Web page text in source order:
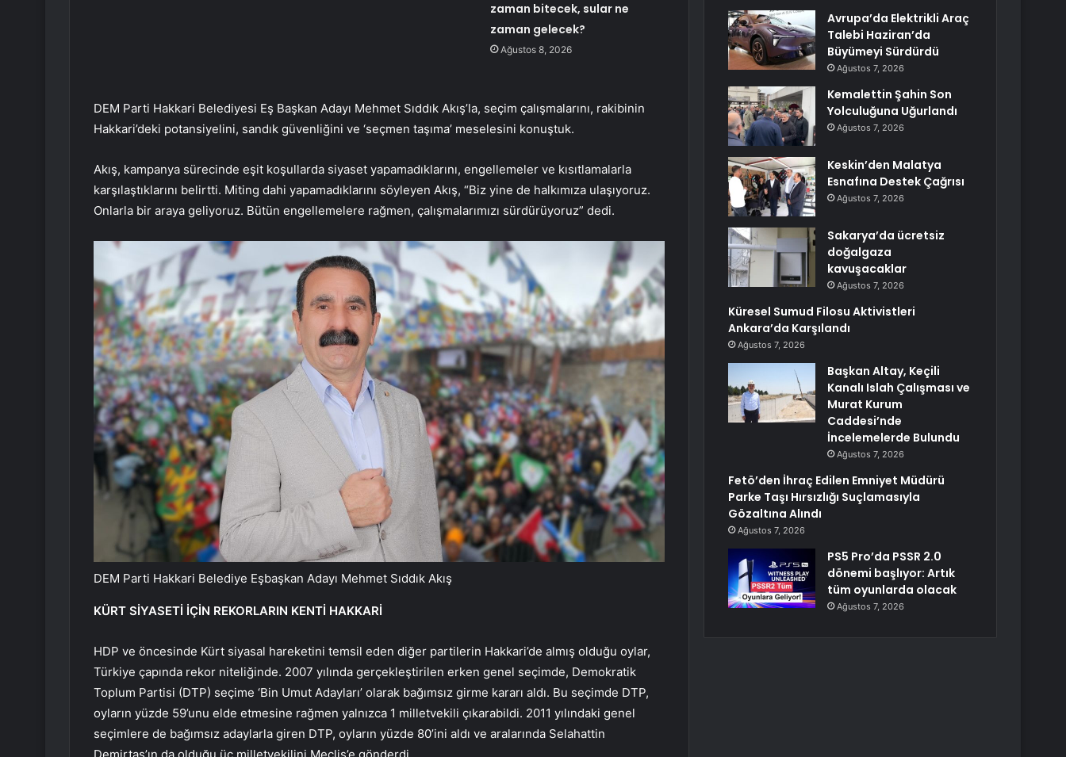
zaman bitecek, sular ne
zaman gelecek?
Ağustos 8, 2026
DEM Parti Hakkari Belediyesi Eş Başkan Adayı Mehmet Sıddık Akış’la, seçim çalışmalarını, rakibinin
Hakkari’deki potansiyelini, sandık güvenliğini ve ‘seçmen taşıma’ meselesini konuştuk.
Akış, kampanya sürecinde eşit koşullarda siyaset yapamadıklarını, engellemeler ve kısıtlamalarla
karşılaştıklarını belirtti. Miting dahi yapamadıklarını söyleyen Akış, “Biz yine de halkımıza ulaşıyoruz.
Onlarla bir araya geliyoruz. Bütün engellemelere rağmen, çalışmalarımızı sürdürüyoruz” dedi.
DEM Parti Hakkari Belediye Eşbaşkan Adayı Mehmet Sıddık Akış
KÜRT SİYASETİ İÇİN REKORLARIN KENTİ HAKKARİ
HDP ve öncesinde Kürt siyasal hareketini temsil eden diğer partilerin Hakkari’de almış olduğu oylar,
Türkiye çapında rekor niteliğinde. 2007 yılında gerçekleştirilen erken genel seçimde, Demokratik
Toplum Partisi (DTP) seçime ‘Bin Umut Adayları’ olarak bağımsız girme kararı aldı. Bu seçimde DTP,
oyların yüzde 59’unu elde etmesine rağmen yalnızca 1 milletvekili çıkarabildi. 2011 yılındaki genel
seçimlere de bağımsız adaylarla giren DTP, oyların yüzde 80’ini aldı ve aralarında Selahattin
Avrupa’da Elektrikli Araç
Talebi Haziran’da
Büyümeyi Sürdürdü
Ağustos 7, 2026
Kemalettin Şahin Son
Yolculuğuna Uğurlandı
Ağustos 7, 2026
Keskin’den Malatya
Esnafına Destek Çağrısı
Ağustos 7, 2026
Sakarya’da ücretsiz
doğalgaza
kavuşacaklar
Ağustos 7, 2026
Küresel Sumud Filosu Aktivistleri
Ankara’da Karşılandı
Ağustos 7, 2026
Başkan Altay, Keçili
Kanalı Islah Çalışması ve
Murat Kurum
Caddesi’nde
İncelemelerde Bulundu
Ağustos 7, 2026
Fetö’den İhraç Edilen Emniyet Müdürü
Parke Taşı Hırsızlığı Suçlamasıyla
Gözaltına Alındı
Ağustos 7, 2026
PS5 Pro’da PSSR 2.0
dönemi başlıyor: Artık
tüm oyunlarda olacak
Ağustos 7, 2026